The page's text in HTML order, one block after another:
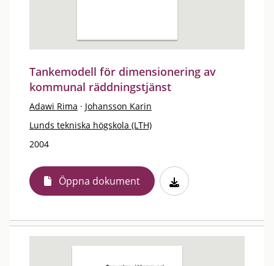
Tankemodell för dimensionering av
kommunal räddningstjänst
Adawi Rima · Johansson Karin
Lunds tekniska högskola (LTH)
2004
Öppna dokument